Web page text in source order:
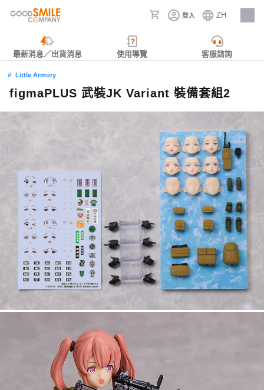
登入 ZH
人才招募
最新消息／出貨消息 使用導覽 客服諮詢
Little Armory
figmaPLUS 武裝JK Variant 裝備套組2